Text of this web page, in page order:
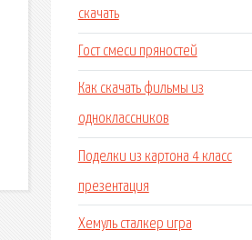
скачать
Гост смеси пряностей
Как скачать фильмы из
одноклассников
Поделки из картона 4 класс
презентация
Хемуль сталкер игра